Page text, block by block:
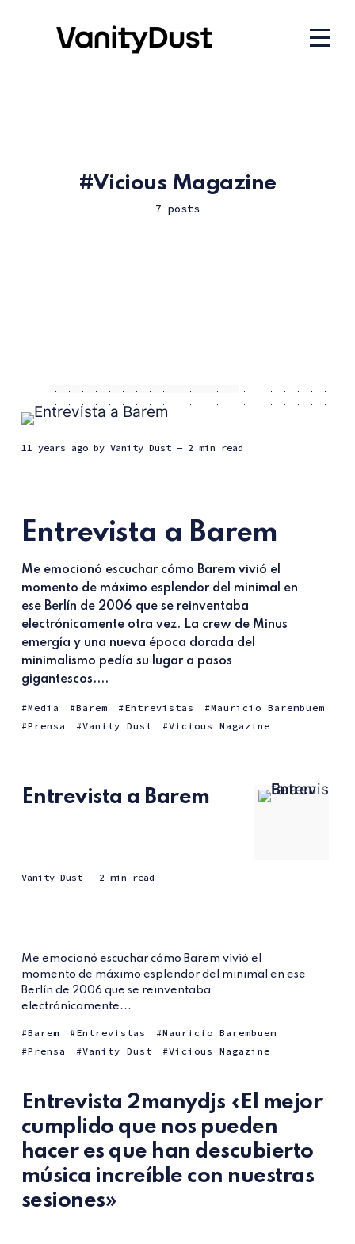
Vicious Magazine
7 posts
11 years agoby Vanity Dust — 2 min read
Entrevista a Barem
Me emocionó escuchar cómo Barem vivió el
momento de máximo esplendor del minimal en
ese Berlín de 2006 que se reinventaba
electrónicamente otra vez. La crew de Minus
emergía y una nueva época dorada del
minimalismo pedía su lugar a pasos
gigantescos....
Media Barem Entrevistas
Mauricio Barembuem
Prensa
Vanity Dust Vicious Magazine
Entrevista a Barem
Vanity Dust — 2 min read
Me emocionó escuchar cómo Barem vivió el
momento de máximo esplendor del minimal en ese
Berlín de 2006 que se reinventaba
electrónicamente...
Barem Entrevistas
Mauricio Barembuem
Prensa
Vanity Dust Vicious Magazine
Entrevista 2manydjs «El mejor
cumplido que nos pueden
hacer es que han descubierto
música increíble con nuestras
sesiones»